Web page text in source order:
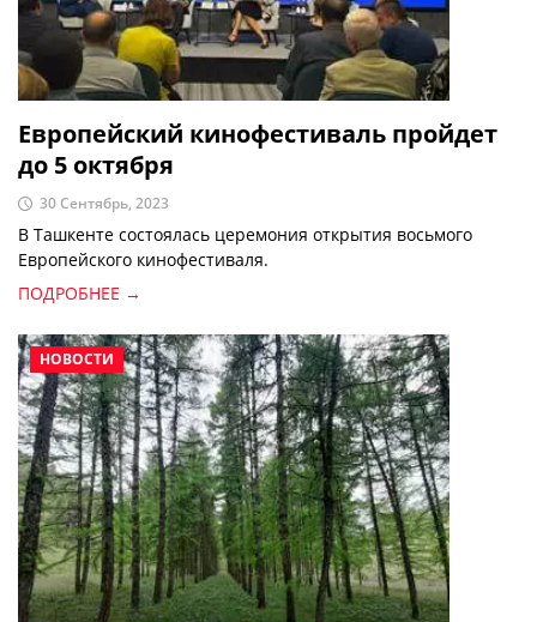
Европейский кинофестиваль пройдет
до 5 октября
30 Сентябрь, 2023
В Ташкенте состоялась церемония открытия восьмого
Европейского кинофестиваля.
ПОДРОБНЕЕ →
НОВОСТИ